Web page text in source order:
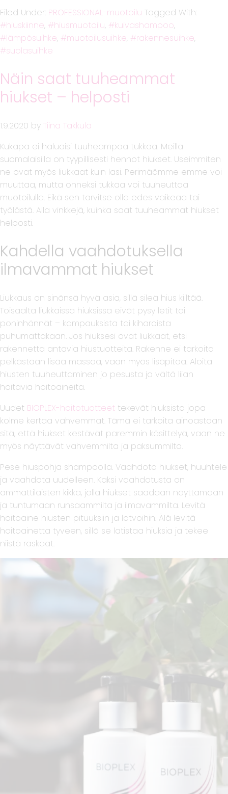
Filed Under: PROFESSIONAL-muotoilu Tagged With:
hiuskiinne, hiusmuotoilu, kuivashampoo,
lämpösuihke, muotoilusuihke, rakennesuihke,
suolasuihke
Näin saat tuuheammat
hiukset – helposti
1.9.2020 by Tiina Takkula
Kukapa ei haluaisi tuuheampaa tukkaa. Meillä
suomalaisilla on tyypillisesti hennot hiukset. Useimmiten
ne ovat myös liukkaat kuin lasi. Perimäämme emme voi
muuttaa, mutta onneksi tukkaa voi tuuheuttaa
muotoilulla. Eikä sen tarvitse olla edes vaikeaa tai
työlästä. Alla vinkkejä, kuinka saat tuuheammat hiukset
helposti.
Kahdella vaahdotuksella
ilmavammat hiukset
Liukkaus on sinänsä hyvä asia, sillä sileä hius kiiltää.
Toisaalta liukkaissa hiuksissa eivät pysy letit tai
poninhännät – kampauksista tai kiharoista
puhumattakaan. Jos hiuksesi ovat liukkaat, etsi
rakennetta antavia hiustuotteita. Rakenne ei tarkoita
pelkästään lisää massaa, vaan myös lisäpitoa. Aloita
hiusten tuuheuttaminen jo pesusta ja vältä liian
hoitavia hoitoaineita.
Uudet BIOPLEX-hoitotuotteet tekevät hiuksista jopa
kolme kertaa vahvemmat. Tämä ei tarkoita ainoastaan
sitä, että hiukset kestävät paremmin käsittelyä, vaan ne
myös näyttävät vahvemmilta ja paksummilta.
Pese hiuspohja shampoolla. Vaahdota hiukset, huuhtele
ja vaahdota uudelleen. Kaksi vaahdotusta on
ammattilaisten kikka, jolla hiukset saadaan näyttämään
ja tuntumaan runsaammilta ja ilmavammilta. Levitä
hoitoaine hiusten pituuksiin ja latvoihin. Älä levitä
hoitoainetta tyveen, sillä se latistaa hiuksia ja tekee
niistä raskaat.